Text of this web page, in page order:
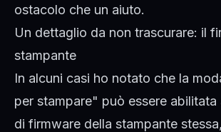
ostacolo che un aiuto.
Un dettaglio da non trascurare: il
stampante
In alcuni casi ho notato che la
per stampare" può essere abilitata
di firmware della stampante stessa,